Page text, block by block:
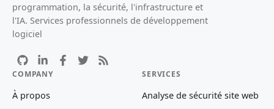
programmation, la sécurité, l'infrastructure et
l'IA. Services professionnels de développement
logiciel
COMPANY
À propos
SERVICES
Analyse de sécurité site web